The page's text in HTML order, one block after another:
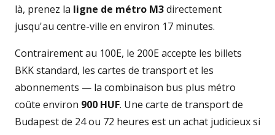
là, prenez la ligne de métro M3directement
jusqu'au centre-ville en environ 17 minutes.
Contrairement au 100E, le 200E accepte les billets
BKK standard, les cartes de transport et les
abonnements — la combinaison bus plus métro
coûte environ 900 HUF. Une carte de transport de
Budapest de 24 ou 72 heures est un achat judicieux si